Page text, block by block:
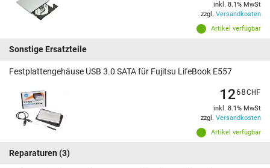
Artikel verfügbar
inkl. 8.1% MwSt
zzgl. Versandkosten
Sonstige Ersatzteile
Festplattengehäuse USB 3.0 SATA für Fujitsu LifeBook E557
Artikel verfügbar
1268CHF
inkl. 8.1% MwSt
zzgl. Versandkosten
Reparaturen (3)